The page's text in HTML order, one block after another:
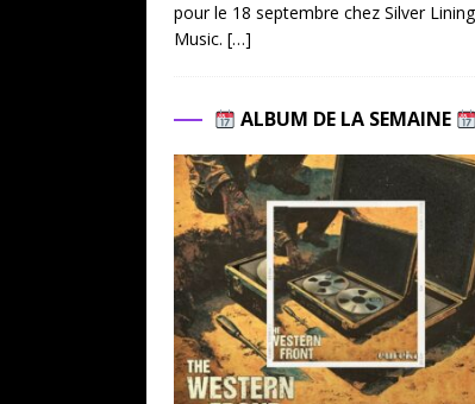
pour le 18 septembre chez Silver Lining
Music. […]
ALBUM DE LA SEMAINE